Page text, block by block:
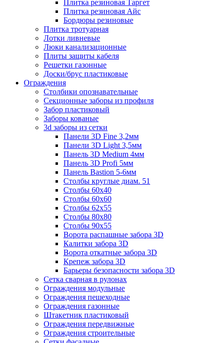
Плитка резиновая Таргет
Плитка резиновая Айс
Бордюры резиновые
Плитка тротуарная
Лотки ливневые
Люки канализационные
Плиты защиты кабеля
Решетки газонные
Доски/брус пластиковые
Ограждения
Столбики опознавательные
Секционные заборы из профиля
Забор пластиковый
Заборы кованые
3d заборы из сетки
Панели 3D Fine 3,2мм
Панели 3D Light 3,5мм
Панель 3D Medium 4мм
Панель 3D Profi 5мм
Панель Bastion 5-6мм
Столбы круглые диам. 51
Столбы 60х40
Столбы 60х60
Столбы 62х55
Столбы 80х80
Столбы 90х55
Ворота распашные забора 3D
Калитки забора 3D
Ворота откатные забора 3D
Крепеж забора 3D
Барьеры безопасности забора 3D
Сетка сварная в рулонах
Ограждения модульные
Ограждения пешеходные
Ограждения газонные
Штакетник пластиковый
Ограждения передвижные
Ограждения строительные